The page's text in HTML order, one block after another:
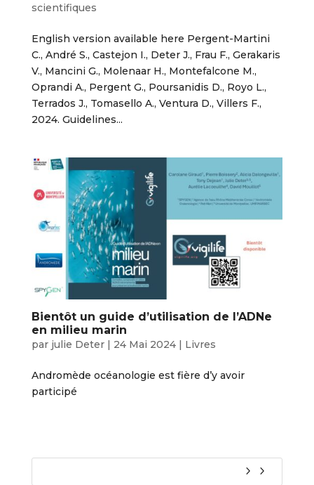
scientifiques
English version available here Pergent-Martini
C., André S., Castejon I., Deter J., Frau F., Gerakaris
V., Mancini G., Molenaar H., Montefalcone M.,
Oprandi A., Pergent G., Poursanidis D., Royo L.,
Terrados J., Tomasello A., Ventura D., Villers F.,
2024. Guidelines...
Bientôt un guide d’utilisation de l’ADNe
en milieu marin
par julie Deter| 24 Mai 2024| Livres
Andromède océanologie est fière d’y avoir
participé